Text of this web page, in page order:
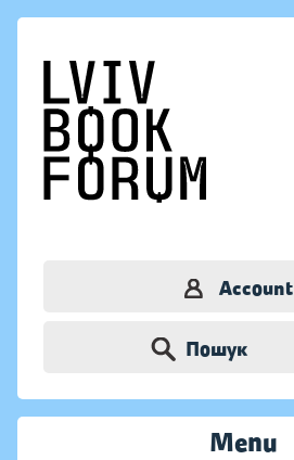
Account
Пошук
Menu